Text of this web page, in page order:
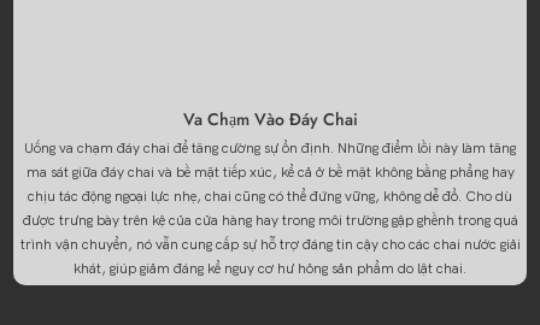
Va Chạm Vào Đáy Chai
Uống va chạm đáy chai để tăng cường sự ổn định. Những điểm lồi này làm tăng
ma sát giữa đáy chai và bề mặt tiếp xúc, kể cả ở bề mặt không bằng phẳng hay
chịu tác động ngoại lực nhẹ, chai cũng có thể đứng vững, không dễ đổ. Cho dù
được trưng bày trên kệ của cửa hàng hay trong môi trường gập ghềnh trong quá
trình vận chuyển, nó vẫn cung cấp sự hỗ trợ đáng tin cậy cho các chai nước giải
khát, giúp giảm đáng kể nguy cơ hư hỏng sản phẩm do lật chai.